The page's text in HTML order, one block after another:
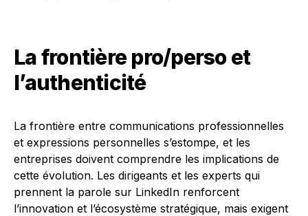
La frontière pro/perso et
l’authenticité
La frontière entre communications professionnelles
et expressions personnelles s’estompe, et les
entreprises doivent comprendre les implications de
cette évolution. Les dirigeants et les experts qui
prennent la parole sur LinkedIn renforcent
l’innovation et l’écosystème stratégique, mais exigent